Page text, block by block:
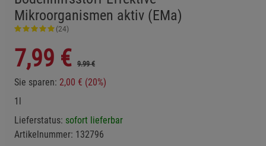
Mikroorganismen aktiv (EMa)
(24)
7,99 € 9.99 €
Sie sparen: 2,00 € (20%)
1l
Lieferstatus: sofort lieferbar
Artikelnummer: 132796